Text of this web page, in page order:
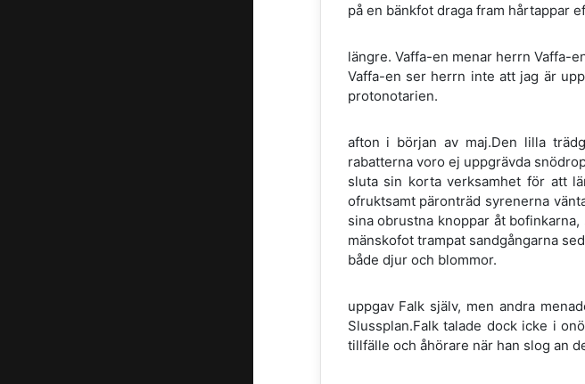
på en bänkfot draga fram hårtappar
längre. Vaffa-en menar herrn Vaffa-
Vaffa-en ser herrn inte att jag är
protonotarien.
afton i början av maj.Den lilla
rabatterna voro ej uppgrävda
sluta sin korta verksamhet för att
ofruktsamt päronträd syrenerna
sina obrustna knoppar åt
mänskofot trampat sandgångarna
både djur och blommor.
uppgav Falk själv, men andra
Slussplan.Falk talade dock icke i
tillfälle och åhörare när han slog an